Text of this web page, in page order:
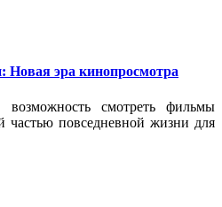
эра кинопросмотра
смотреть фильмы
частью повседневной жизни для